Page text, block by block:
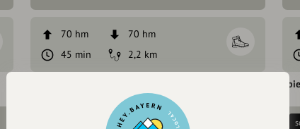
70 hm
70 hm
45 min
2,2 km